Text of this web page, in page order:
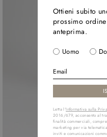
Ottieni subito
prossimo
anteprima.
Uomo
Letta l'Informativa sulla
2016/679, acconsento al
finalità commerciali,
marketing per via
inviti e comunicazioni